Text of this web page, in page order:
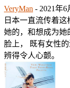
VeryMan - 2021年6
日本一直流传着
她的，和想成为她
脸上， 既有女性
辨得令人心颤。